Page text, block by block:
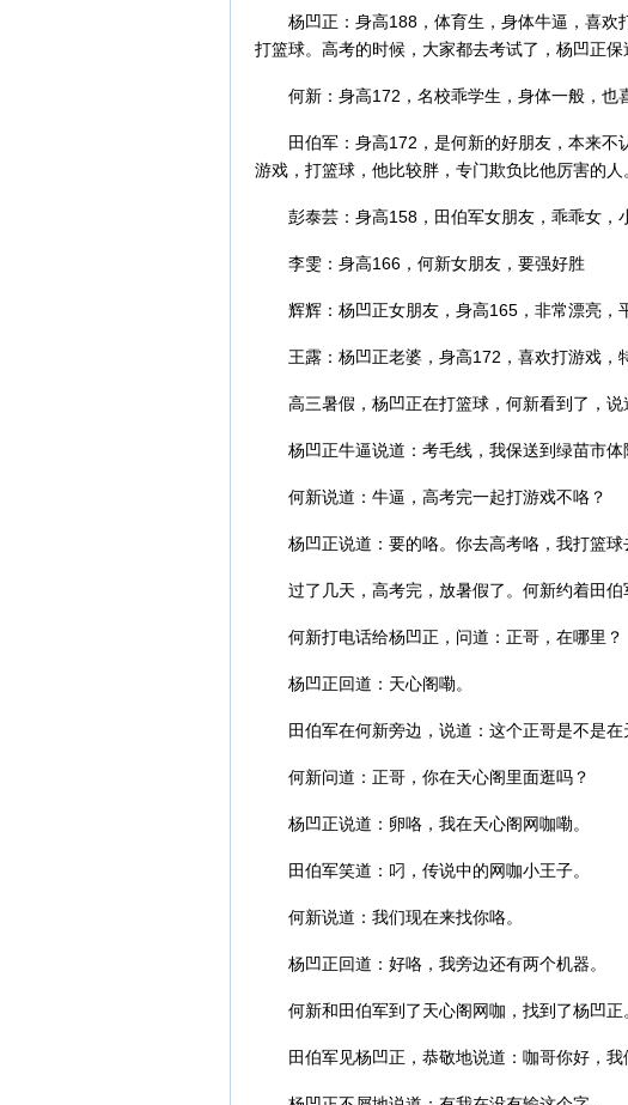
杨凹正：身高188，体育生，身体牛逼，喜
打篮球。高考的时候，大家都去考试了，杨凹正
何新：身高172，名校乖学生，身体一般，也
田伯军：身高172，是何新的好朋友，本来
游戏，打篮球，他比较胖，专门欺负比他厉害的人
彭泰芸：身高158，田伯军女朋友，乖乖女，
李雯：身高166，何新女朋友，要强好胜
辉辉：杨凹正女朋友，身高165，非常漂亮，
王露：杨凹正老婆，身高172，喜欢打游戏，
高三暑假，杨凹正在打篮球，何新看到了，
杨凹正牛逼说道：考毛线，我保送到绿苗市体
何新说道：牛逼，高考完一起打游戏不咯？
杨凹正说道：要的咯。你去高考咯，我打篮球
过了几天，高考完，放暑假了。何新约着田伯
何新打电话给杨凹正，问道：正哥，在哪里？
杨凹正回道：天心阁嘞。
田伯军在何新旁边，说道：这个正哥是不是在
何新问道：正哥，你在天心阁里面逛吗？
杨凹正说道：卵咯，我在天心阁网咖嘞。
田伯军笑道：叼，传说中的网咖小王子。
何新说道：我们现在来找你咯。
杨凹正回道：好咯，我旁边还有两个机器。
何新和田伯军到了天心阁网咖，找到了杨凹正
田伯军见杨凹正，恭敬地说道：咖哥你好，我